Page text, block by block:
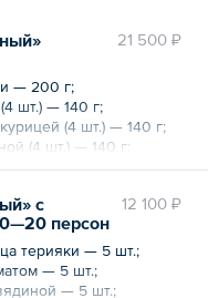
21 500 ₽
— 200 г;
шт.) — 140 г;
(4 шт.) — 140 г;
(4 шт.) — 140 г;
и сыром (4 шт.) — 140 г;
бужениной (4 шт.) —
лососем (4 шт.) — 120 г;
— 10 шт. по 30 г;
12 100 ₽
с
персон
терияки — 5 шт.;
— 5 шт.;
— 5 шт.;